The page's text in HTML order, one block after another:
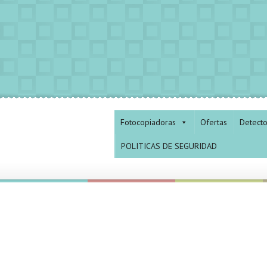
Fotocopiadoras Ofertas
POLITICAS DE SEGURIDAD